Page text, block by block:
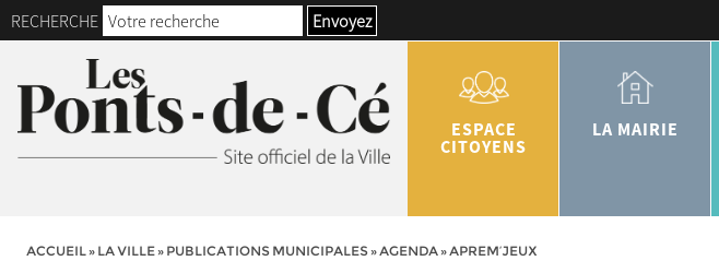
RECHERCHE Envoyez
ESPACE
CITOYENS
LA MAIRIE
ACCUEIL» LA VILLE» PUBLICATIONS MUNICIPALES»AGENDA»APREM’JEUX